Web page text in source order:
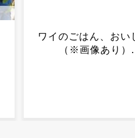
アルゼンチン代表、
勝後に何が…FIFAが